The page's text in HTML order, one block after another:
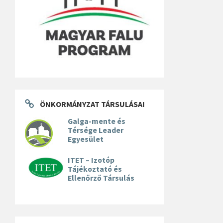
ÖNKORMÁNYZAT TÁRSULÁSAI
Galga-mente és
Térsége Leader
Egyesület
ITET – Izotóp
Tájékoztató és
Ellenőrző Társulás